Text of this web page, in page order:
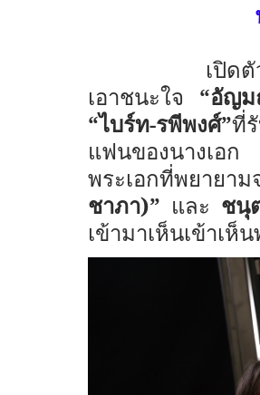
เปิด
เอาชนะใจ “อัญ
“ไบร์ท-รพีพงศ์” ที่
แฟนของนางเอ
พระเอกที่พยายาม
ชาภา)” และ ชนุ
เข้ามาเห็นเข้าเ